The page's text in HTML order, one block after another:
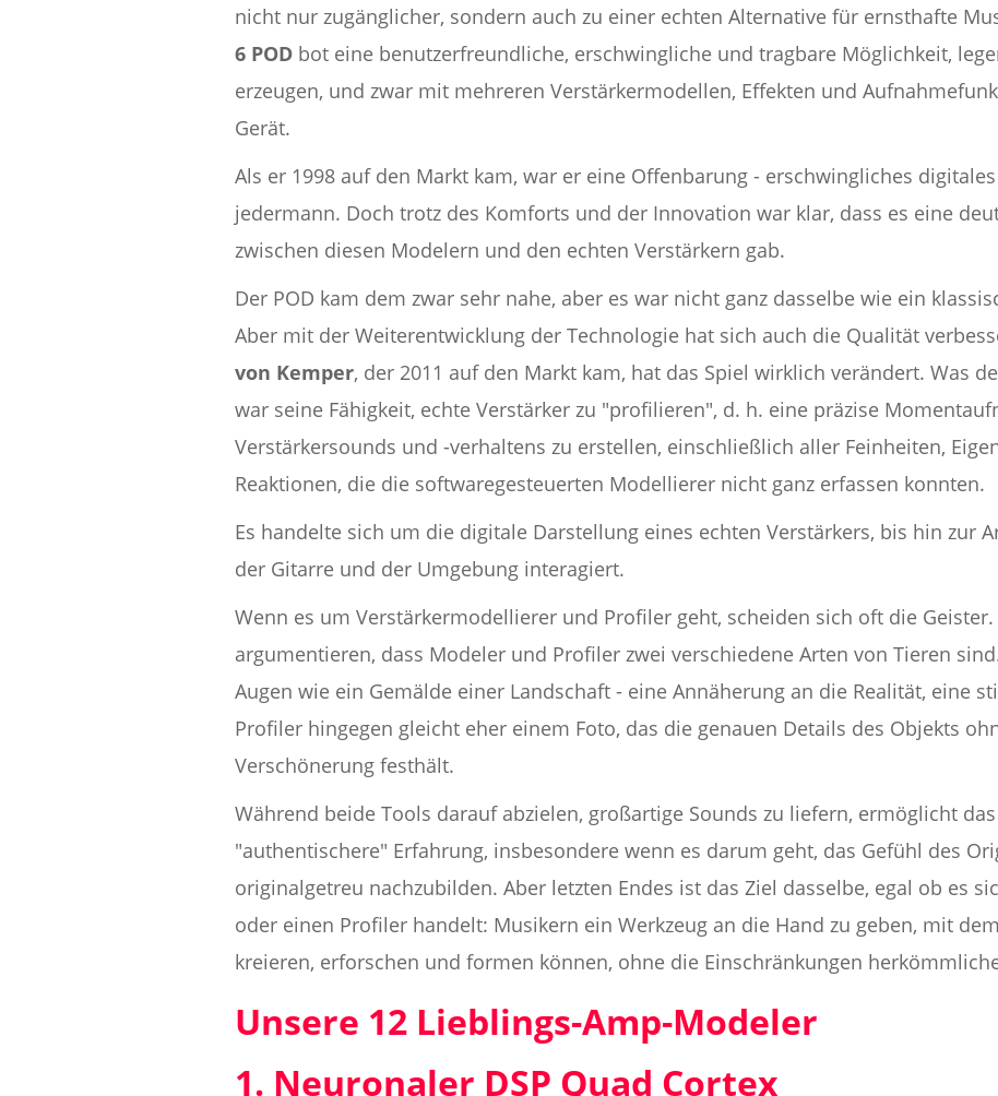
nicht nur zugänglicher, sondern auch zu einer echten Alternative für ernsthafte
6 POD bot eine benutzerfreundliche, erschwingliche und tragbare Möglichkeit,
erzeugen, und zwar mit mehreren Verstärkermodellen, Effekten und
Gerät.
Als er 1998 auf den Markt kam, war er eine Offenbarung - erschwingliches
jedermann. Doch trotz des Komforts und der Innovation war klar, dass es eine
zwischen diesen Modelern und den echten Verstärkern gab.
Der POD kam dem zwar sehr nahe, aber es war nicht ganz dasselbe wie ein
Aber mit der Weiterentwicklung der Technologie hat sich auch die Qualität
von Kemper, der 2011 auf den Markt kam, hat das Spiel wirklich verändert. Was
war seine Fähigkeit, echte Verstärker zu "profilieren", d. h. eine präzise
Verstärkersounds und -verhaltens zu erstellen, einschließlich aller Feinheiten,
Reaktionen, die die softwaregesteuerten Modellierer nicht ganz erfassen konnten.
Es handelte sich um die digitale Darstellung eines echten Verstärkers, bis hin zur
der Gitarre und der Umgebung interagiert.
Wenn es um Verstärkermodellierer und Profiler geht, scheiden sich oft die
argumentieren, dass Modeler und Profiler zwei verschiedene Arten von Tieren
Augen wie ein Gemälde einer Landschaft - eine Annäherung an die Realität, eine
Profiler hingegen gleicht eher einem Foto, das die genauen Details des Objekts
Verschönerung festhält.
Während beide Tools darauf abzielen, großartige Sounds zu liefern, ermöglicht
"authentischere" Erfahrung, insbesondere wenn es darum geht, das Gefühl des
originalgetreu nachzubilden. Aber letzten Endes ist das Ziel dasselbe, egal ob es
oder einen Profiler handelt: Musikern ein Werkzeug an die Hand zu geben, mit
kreieren, erforschen und formen können, ohne die Einschränkungen
Unsere 12 Lieblings-Amp-Modeler
1. Neuronaler DSP Quad Cortex